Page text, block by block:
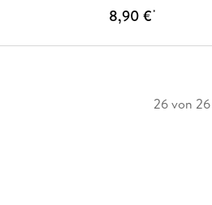
8,90 €*
26 von 26